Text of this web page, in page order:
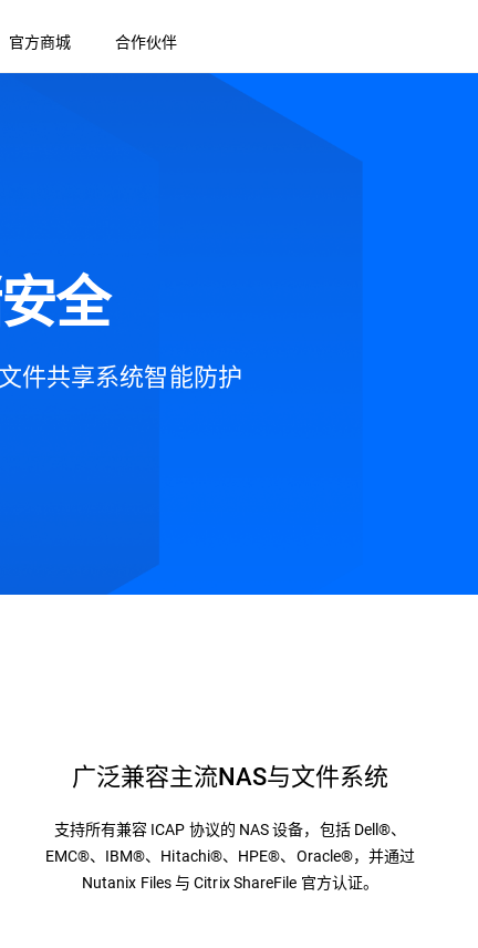
官方商城 合作伙伴
全
件共享系统智能防护
广泛兼容主流NAS与文件系统
支持所有兼容 ICAP 协议的 NAS 设备，包括 Dell®、
EMC®、IBM®、Hitachi®、HPE®、Oracle®，并通过
Nutanix Files 与 Citrix ShareFile 官方认证。